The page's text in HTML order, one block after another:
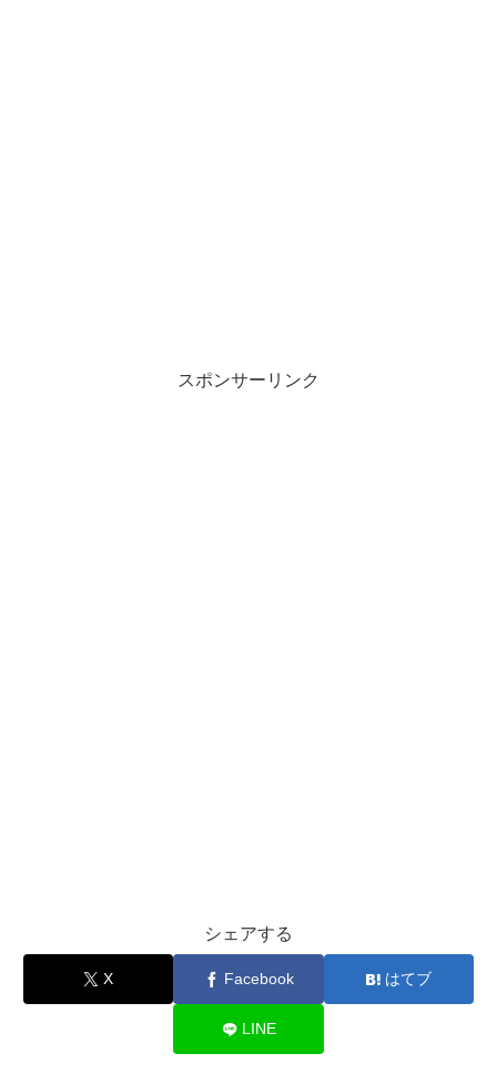
スポンサーリンク
シェアする
X Facebook はてブ
LINE